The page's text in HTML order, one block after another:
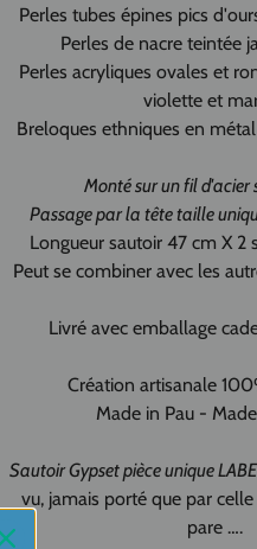
Perles tubes épines pics
Perles de nacre teintée
Perles acryliques ovales et
violette et
Breloques ethniques en
Monté sur un fil d'acier
Passage par la tête taille
Longueur sautoir 47 cm X 2
Peut se combiner avec les
Livré avec emballage
Création artisanale
Made in Pau -
Sautoir Gypset pièce unique
vu, jamais porté que par
pare ….